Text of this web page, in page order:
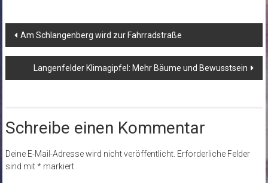
Beitragsnavigation
Am Schlangenberg wird zur Fahrradstraße
Langenfelder Klimagipfel: Mehr Bäume und Bewusstsein
Schreibe einen Kommentar
Deine E-Mail-Adresse wird nicht veröffentlicht. Erforderliche Felder
sind mit*markiert